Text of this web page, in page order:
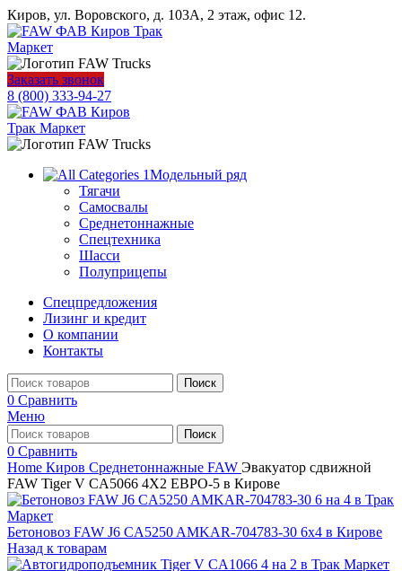
Киров, ул. Воровского, д. 103А, 2 этаж, офис 12.
Заказать звонок
8 (800) 333-94-27
Модельный ряд
Тягачи
Самосвалы
Среднетоннажные
Спецтехника
Шасси
Полуприцепы
Спецпредложения
Лизинг и кредит
О компании
Контакты
Поиск
0 Сравнить
Меню
Поиск
0 Сравнить
Home Киров Среднетоннажные FAW Эвакуатор сдвижной
FAW Tiger V CA5066 4X2 ЕВРО-5 в Кирове
Бетоновоз FAW J6 CA5250 AMKAR-704783-30 6x4 в Кирове
Назад к товарам